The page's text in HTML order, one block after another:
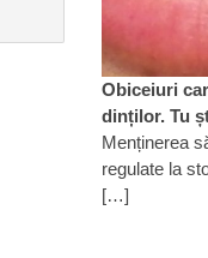
Obiceiuri
dinților. Tu
Menținerea
regulate la
[…]